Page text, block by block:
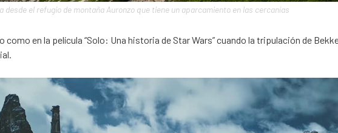
desde el refugio de montaña Auronzo que tiene un aparcamiento en las cercanías
en la película “Solo: Una historia de Star Wars” cuando la tripulación de